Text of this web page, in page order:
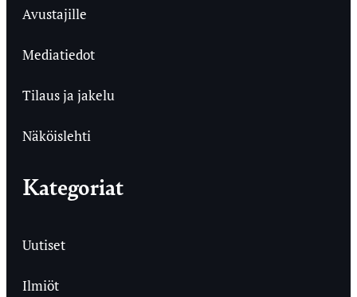
Avustajille
Mediatiedot
Tilaus ja jakelu
Näköislehti
Kategoriat
Uutiset
Ilmiöt